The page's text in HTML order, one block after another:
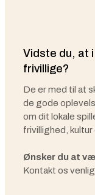
Vidste du, at
frivillige?
De er med til at
de gode
om dit lokale
frivillighed,
Ønsker du at
Kontakt os